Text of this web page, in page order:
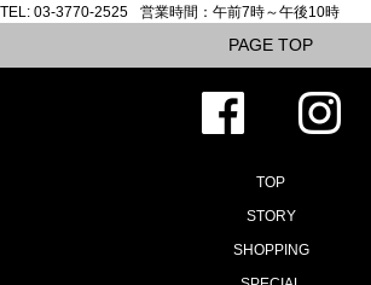
TEL: 03-3770-2525 営業時間：午前7時～午後10時
PAGE TOP
TOP
STORY
SHOPPING